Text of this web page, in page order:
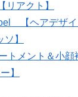
アクト】
【ヘアデザ
】
トメント＆小
】